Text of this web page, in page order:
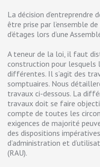
La décision
être prise par l’ensemble
d’étages lors d’une
A teneur de la loi, il faut
construction pour lesquels
différentes. Il s’agit des
somptuaires. Nous
travaux ci-dessous. La
travaux doit se faire
compte de toutes les
exigences de majorité
des dispositions
d’administration et
(RAU).